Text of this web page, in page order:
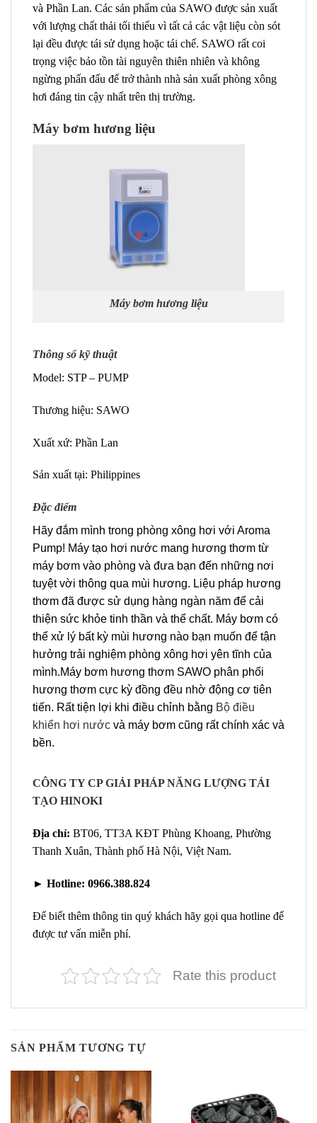
và Phần Lan. Các sản phẩm của SAWO được sản xuất
với lượng chất thải tối thiểu vì tất cả các vật liệu còn sót
lại đều được tái sử dụng hoặc tái chế. SAWO rất coi
trọng việc bảo tồn tài nguyên thiên nhiên và không
ngừng phấn đấu để trở thành nhà sản xuất phòng xông
hơi đáng tin cậy nhất trên thị trường.
Máy bơm hương liệu
Máy bơm hương liệu
Thông số kỹ thuật
Model: STP – PUMP
Thương hiệu: SAWO
Xuất xứ: Phần Lan
Sản xuất tại: Philippines
Đặc điểm
Hãy đắm mình trong phòng xông hơi với Aroma
Pump! Máy tạo hơi nước mang hương thơm từ
máy bơm vào phòng và đưa bạn đến những nơi
tuyệt vời thông qua mùi hương. Liệu pháp hương
thơm đã được sử dụng hàng ngàn năm để cải
thiện sức khỏe tinh thần và thể chất. Máy bơm có
thể xử lý bất kỳ mùi hương nào bạn muốn để tận
hưởng trải nghiệm phòng xông hơi yên tĩnh của
mình.Máy bơm hương thơm SAWO phân phối
hương thơm cực kỳ đồng đều nhờ động cơ tiên
tiến. Rất tiện lợi khi điều chỉnh bằng Bộ điều
khiển hơi nước và máy bơm cũng rất chính xác và
bền.
CÔNG TY CP GIẢI PHÁP NĂNG LƯỢNG TÁI
TẠO HINOKI
Địa chỉ: BT06, TT3A KĐT Phùng Khoang, Phường
Thanh Xuân, Thành phố Hà Nội, Việt Nam.
► Hotline: 0966.388.824
Để biết thêm thông tin quý khách hãy gọi qua hotline để
được tư vấn miễn phí.
Rate this product
SẢN PHẨM TƯƠNG TỰ